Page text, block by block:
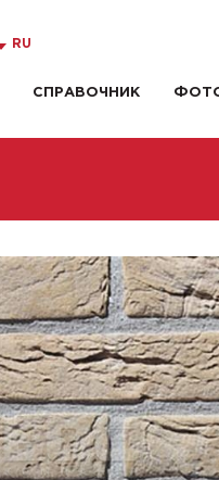
RU
СПРАВОЧНИК